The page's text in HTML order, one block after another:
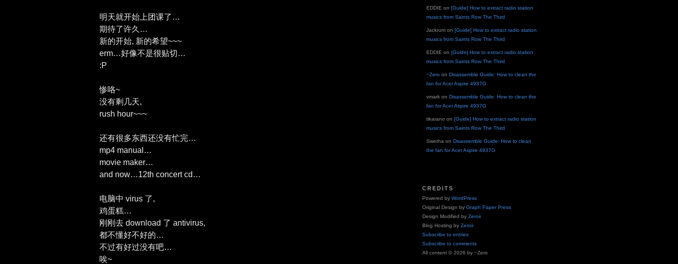
明天就开始上团课了…
期待了许久…
新的开始, 新的希望~~~
erm…好像不是很贴切…
:P
惨咯~
没有剩几天,
rush hour~~~
还有很多东西还没有忙完…
mp4 manual…
movie maker…
and now…12th concert cd…
电脑中 virus 了,
鸡蛋糕…
刚刚去 download 了 antivirus,
都不懂好不好的…
不过有好过没有吧…
唉~
EDDIE on [Guide] How to extract radio station
musics from Saints Row The Third
Jackrum on [Guide] How to extract radio station
musics from Saints Row The Third
EDDIE on [Guide] How to extract radio station
musics from Saints Row The Third
~Zero on Disassemble Guide: How to clean the
fan for Acer Aspire 4937G
vmark on Disassemble Guide: How to clean the
fan for Acer Aspire 4937G
tikarano on [Guide] How to extract radio station
musics from Saints Row The Third
Swetha on Disassemble Guide: How to clean
the fan for Acer Aspire 4937G
CREDITS
Powered by WordPress
Original Design by Graph Paper Press
Design Modified by Zeroii
Blog Hosting by Zeroii
Subscribe to entries
Subscribe to comments
All content © 2026 by ~Zero